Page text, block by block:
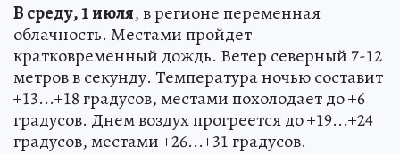
В среду, 1 июля, в регионе переменная
облачность. Местами пройдет
кратковременный дождь. Ветер северный 7-12
метров в секунду. Температура ночью составит
+13...+18 градусов, местами похолодает до +6
градусов. Днем воздух прогреется до +19...+24
градусов, местами +26...+31 градусов.